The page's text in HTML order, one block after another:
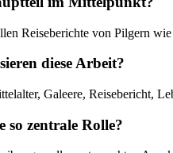
Reiseberichte von Pilgern
diese Arbeit?
Galeere, Reisebericht,
so zentrale Rolle?